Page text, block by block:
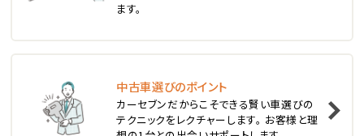
2位
スバル
ます。
中古車選びのポイント
カーセブンだからこそできる賢い車選びの
テクニックをレクチャーします。 お客様と理